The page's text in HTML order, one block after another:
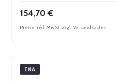
Regulärer Preis:
154,70 €
Preise inkl. MwSt. zzgl. Versandkosten
INA